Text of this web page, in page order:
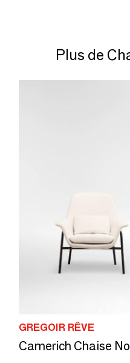
Plus de
GREGOIR RÊVE
Camerich Chaise